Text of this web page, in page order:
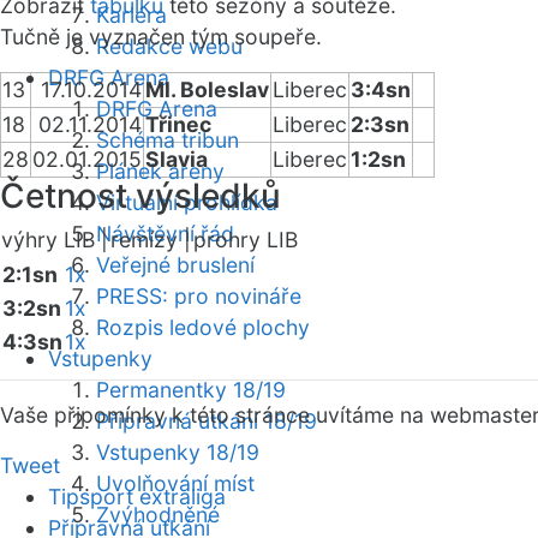
Kariéra
Redakce webu
DRFG Arena
DRFG Arena
Schéma tribun
Plánek areny
Virtuální prohlídka
Návštěvní řád
Veřejné bruslení
PRESS: pro novináře
Rozpis ledové plochy
Vstupenky
Permanentky 18/19
Přípravná utkání 18/19
Vstupenky 18/19
Uvolňování míst
Zvýhodněné
Zobrazit tabulku této sezóny a soutěže.
Tučně je vyznačen tým soupeře.
13 17.10.2014Ml. BoleslavLiberec 3:4sn
18
02.11.2014Třinec Liberec 2:3sn
28 02.01.2015Slavia Liberec 1:2sn
Četnost výsledků
výhry LIB |remízy | prohry LIB
2:1sn 1x
3:2sn 1x
4:3sn1x
Vaše připomínky k této stránce uvítáme na webmaster
Tweet
Tipsport extraliga
Přípravná utkání